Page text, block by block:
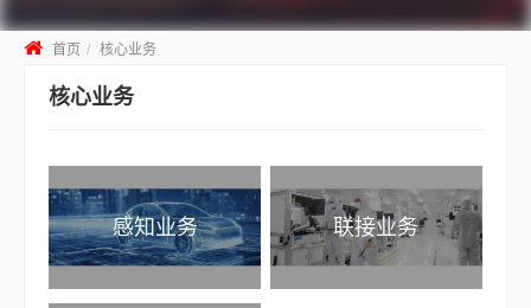
首页 核心业务
核心业务
感知业务 联接业务